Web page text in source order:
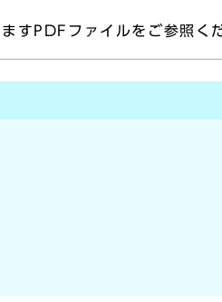
すPDFファイルをご参照く